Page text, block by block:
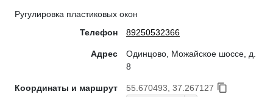
Ругулировка пластиковых окон
Телефон
89250532366
Адрес
Одинцово, Можайское шоссе, д.
8
Координаты и маршрут 55.670493, 37.267127